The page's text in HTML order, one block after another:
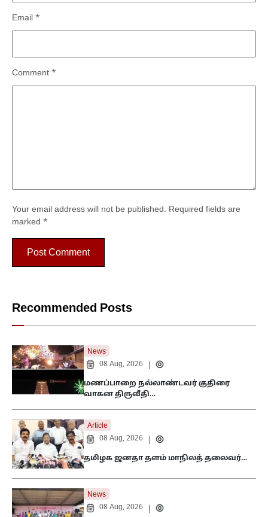
Your email address will not be published. Required fields are
marked *
Comment *
Email *
Recommended Posts
News
08 Aug, 2026
மணப்பாறை நல்லாண்டவர் குதிரை
வாகன திருவீதி…
Article
08 Aug, 2026
தமிழக ஜனதா தளம் மாநிலத் தலைவர்…
News
08 Aug, 2026